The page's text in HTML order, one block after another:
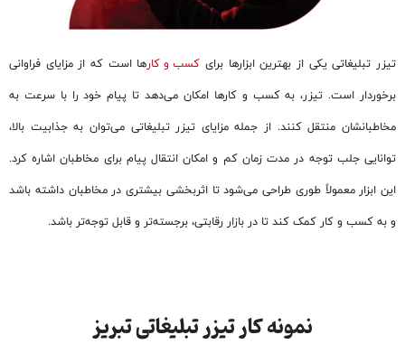
تیزر تبلیغاتی یکی از بهترین ابزارها برای کسب و کارها است که از مزایای فراوانی
برخوردار است. تیزر، به کسب و کارها امکان می‌دهد تا پیام خود را با سرعت به
مخاطبانشان منتقل کنند. از جمله مزایای تیزر تبلیغاتی می‌توان به جذابیت بالا،
توانایی جلب توجه در مدت زمان کم و امکان انتقال پیام برای مخاطبان اشاره کرد.
این ابزار معمولاً طوری طراحی می‌شود تا اثربخشی بیشتری در مخاطبان داشته باشد
و به کسب و کار کمک کند تا در بازار رقابتی، برجسته‌تر و قابل توجه‌تر باشد.
نمونه کار تیزر تبلیغاتی تبریز